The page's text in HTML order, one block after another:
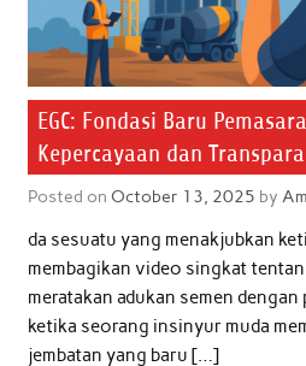
EGC: Fondasi Baru
Kepercayaan dan
Posted on October 13, 2025 by
da sesuatu yang menakjubkan
membagikan video singkat
meratakan adukan semen
ketika seorang insinyur muda
jembatan yang baru […]